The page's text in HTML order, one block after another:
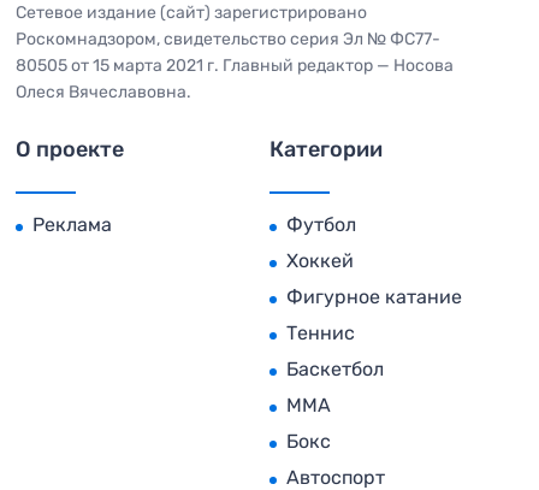
Сетевое издание (сайт) зарегистрировано
Роскомнадзором, свидетельство серия Эл № ФС77-
80505 от 15 марта 2021 г. Главный редактор — Носова
Олеся Вячеславовна.
О проекте
Реклама
Категории
Футбол
Хоккей
Фигурное катание
Теннис
Баскетбол
MMA
Бокс
Автоспорт